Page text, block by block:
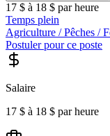
17 $ à 18 $ par heure
Temps plein
Agriculture / Pêches /
Postuler pour ce poste
Salaire
17 $ à 18 $ par heure